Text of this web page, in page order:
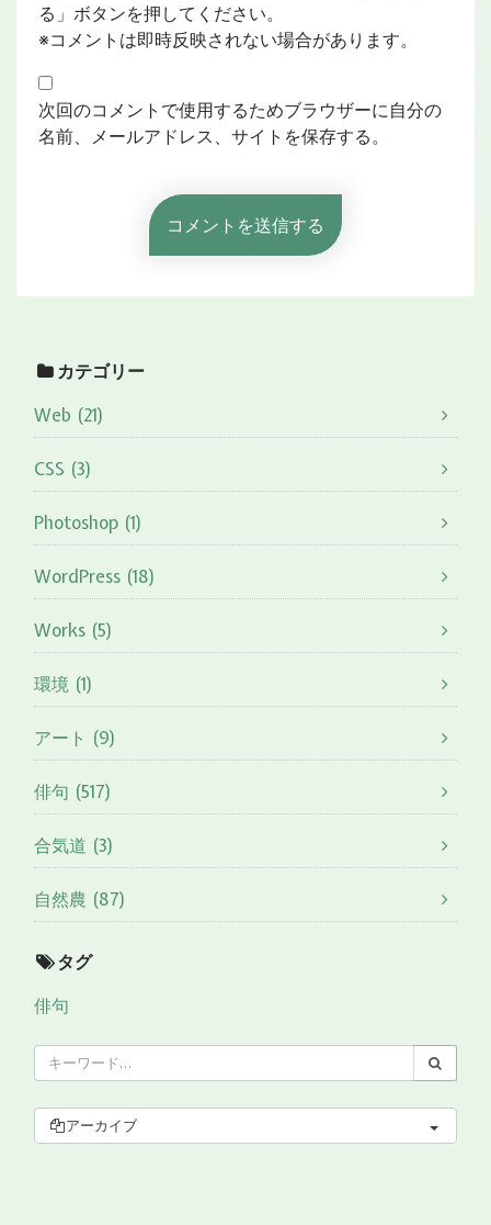
る」ボタンを押してください。
※コメントは即時反映されない場合があります。
次回のコメントで使用するためブラウザーに自分の
名前、メールアドレス、サイトを保存する。
カテゴリー
Web (21)
CSS (3)
Photoshop (1)
WordPress (18)
Works (5)
環境 (1)
アート (9)
俳句 (517)
合気道 (3)
自然農 (87)
タグ
俳句
アーカイブ